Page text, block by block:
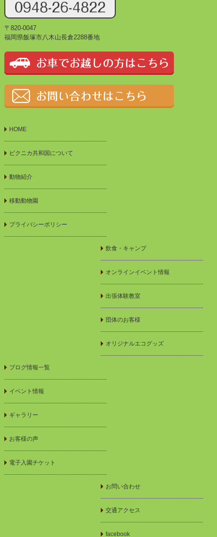
〒820-0047
福岡県飯塚市八木山長倉2288番地
HOME
ピクニカ共和国について
動物紹介
移動動物園
プライバシーポリシー
飲食・キャンプ
オンラインイベント情報
出張体験教室
団体のお客様
オリジナルエコグッズ
ブログ情報一覧
イベント情報
ギャラリー
お客様の声
電子入園チケット
お問い合わせ
交通アクセス
facebook